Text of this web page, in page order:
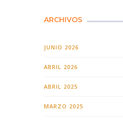
ARCHIVOS
JUNIO 2026
ABRIL 2026
ABRIL 2025
MARZO 2025